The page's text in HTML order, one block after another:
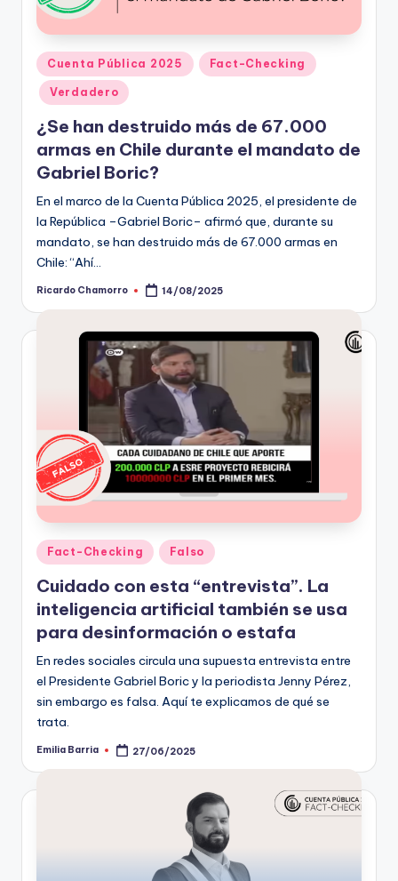
t
o
s
F
a
c
t
-
C
h
n
g
Publicado
en
Cuenta Pública 2025 Fact-Checking
Verdadero
¿Se han destruido más de 67.000
armas en Chile durante el mandato de
Gabriel Boric?
En el marco de la Cuenta Pública 2025, el presidente de
la República –Gabriel Boric– afirmó que, durante su
mandato, se han destruido más de 67.000 armas en
Chile: “Ahí…
Publicado
Ricardo Chamorro 14/08/2025
Publicado
en
Fact-Checking Falso
Cuidado con esta “entrevista”. La
inteligencia artificial también se usa
para desinformación o estafa
En redes sociales circula una supuesta entrevista entre
el Presidente Gabriel Boric y la periodista Jenny Pérez,
sin embargo es falsa. Aquí te explicamos de qué se
trata.
Publicado
Emilia Barria 27/06/2025